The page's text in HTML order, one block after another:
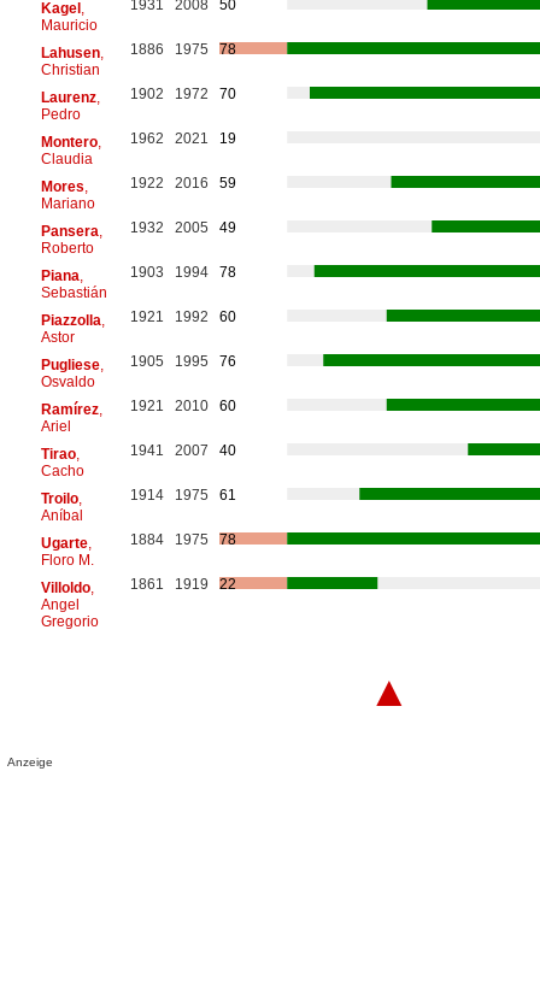
Kagel,
Mauricio
1931 2008 50
Lahusen,
Christian
1886 1975 78
Laurenz,
Pedro
1902 1972 70
Montero,
Claudia
1962 2021 19
Mores
Mariano
1922 2016 59
Pansera
Roberto
1932 2005 49
Piana
Sebastián
1903 1994 78
Piazzolla
Astor
1921 1992 60
Pugliese,
Osvaldo
1905 1995 76
Ramírez,
Ariel
1921 2010 60
Tirao,
Cacho
1941 2007 40
Troilo,
Aníbal
1914 1975 61
Ugarte,
Floro M.
1884 1975 78
Villoldo,
Angel
Gregorio
1861 1919 22
▲
Anzeige